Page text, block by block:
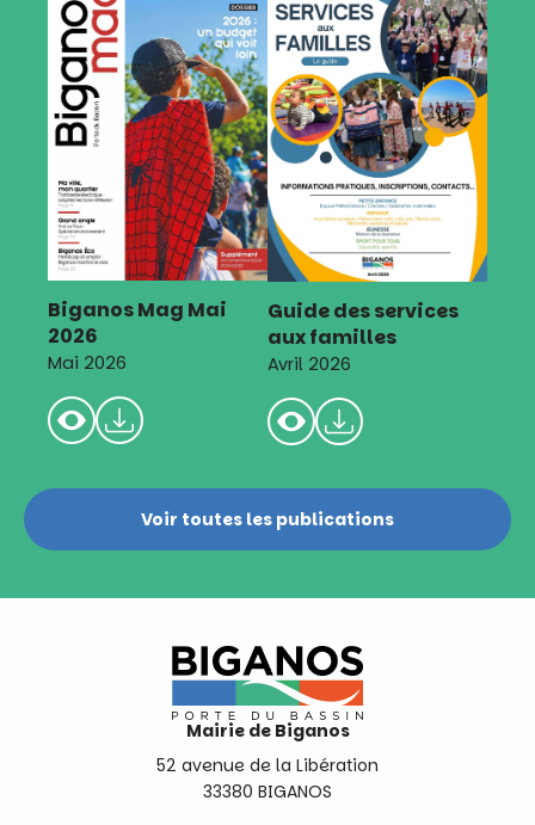
Biganos Mag Mai
2026
Mai 2026
Guide des services
aux familles
Avril 2026
Voir toutes les publications
Mairie de Biganos
52 avenue de la Libération
33380 BIGANOS